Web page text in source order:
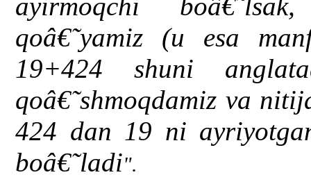
qoâ€˜yamiz (u esa
19+424 shuni
qoâ€˜shmoqdamiz va
424 dan 19 ni
boâ€˜ladi".